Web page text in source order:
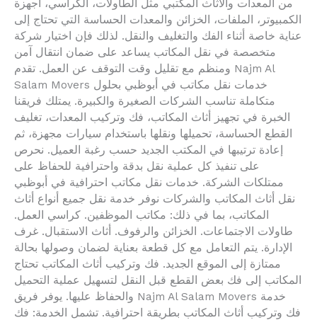
من المعدات والأثاث المكتبي مثل الطاولات، الكراسي، أجهزة
الكمبيوتر، الملفات، الخزائن والمعدات الحساسة التي تحتاج إلى
عناية خاصة أثناء الفك والتغليف والنقل. لذلك فإن اختيار شركة
متخصصة في نقل المكاتب يساعد على ضمان انتقال آمن
ومنظم مع تقليل وقت التوقف عن العمل. تقدم Najm Al
Salam Movers خدمات نقل مكاتب في أبوظبي بحلول
متكاملة تناسب الشركات الصغيرة والكبيرة. يمتلك فريقنا
الخبرة في تجهيز أثاث المكاتب، فك وتركيب المعدات، تغليف
القطع الحساسة، تحميلها ونقلها باستخدام سيارات مجهزة، ثم
إعادة ترتيبها في المكتب الجديد حسب رغبة العميل. نحرص
على تنفيذ كل عملية نقل بدقة واحترافية للحفاظ على
ممتلكات الشركة. خدمات نقل مكاتب احترافية في أبوظبي
نقل أثاث المكاتب والشركات نوفر خدمة نقل جميع أنواع أثاث
المكاتب، بما في ذلك: مكاتب الموظفين. كراسي العمل.
طاولات الاجتماعات. الخزائن والرفوف. أثاث الاستقبال. غرف
الإدارة. يتم التعامل مع كل قطعة بعناية لضمان وصولها بحالة
ممتازة إلى الموقع الجديد. فك وتركيب أثاث المكاتب تحتاج
المكاتب إلى فك بعض القطع قبل النقل لتسهيل عملية التحميل
والحفاظ عليها. يوفر فريق Najm Al Salam Movers خدمة
فك وتركيب أثاث المكاتب بطريقة احترافية. تشمل الخدمة: فك